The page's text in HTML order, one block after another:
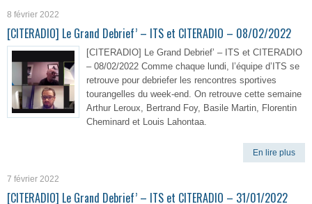
8 février 2022
[CITERADIO] Le Grand Debrief’ – ITS et CITERADIO – 08/02/2022
[CITERADIO] Le Grand Debrief’ – ITS et CITERADIO
– 08/02/2022 Comme chaque lundi, l’équipe d’ITS se
retrouve pour debriefer les rencontres sportives
tourangelles du week-end. On retrouve cette semaine
Arthur Leroux, Bertrand Foy, Basile Martin, Florentin
Cheminard et Louis Lahontaa.
En lire plus
7 février 2022
[CITERADIO] Le Grand Debrief’ – ITS et CITERADIO – 31/01/2022